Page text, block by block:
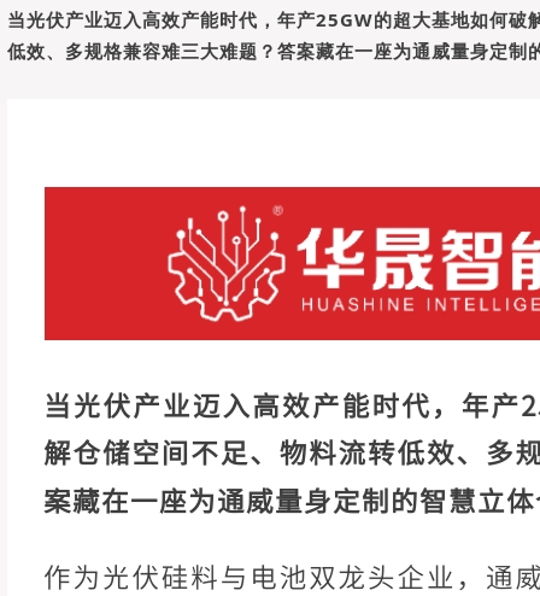
当光伏产业迈入高效产能时代，年产25GW的超大基地如何破
低效、多规格兼容难三大难题？答案藏在一座为通威量身定制